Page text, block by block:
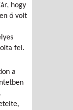
hogy
ő volt
fel.
a